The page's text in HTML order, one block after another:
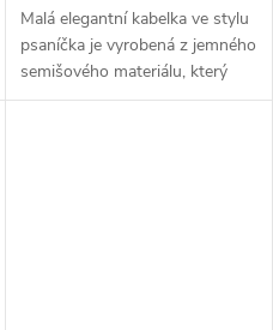
Malá elegantní kabelka ve stylu
psaníčka je vyrobená z jemného
semišového materiálu, který
zaujme nejen na pohled, ale i na